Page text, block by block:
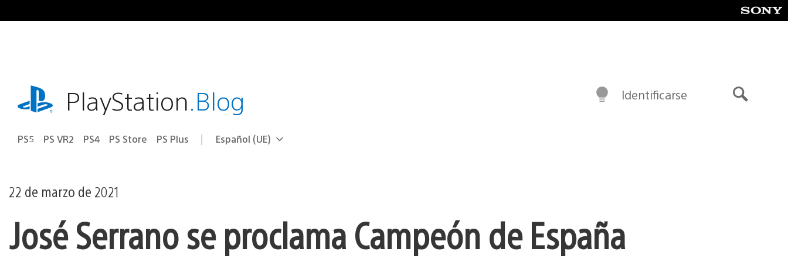
al
playstation.comPlayStation.Blog
PS5 PS VR2 PS4 PS Store PS Plus Selecciona
Región
Español (UE)
Identificarse
22 de marzo de 2021
José Serrano se proclama Campeón de España